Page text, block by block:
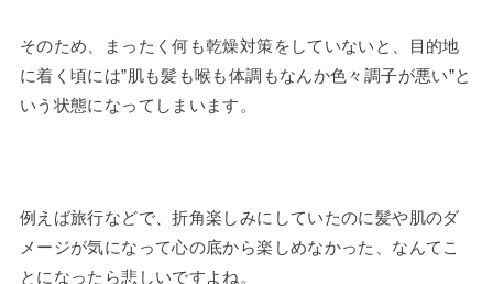
そのため、まったく何も乾燥対策をしていないと、目的地
に着く頃には”肌も髪も喉も体調もなんか色々調子が悪い”と
いう状態になってしまいます。
例えば旅行などで、折角楽しみにしていたのに髪や肌のダ
メージが気になって心の底から楽しめなかった、なんてこ
とになったら悲しいですよね。